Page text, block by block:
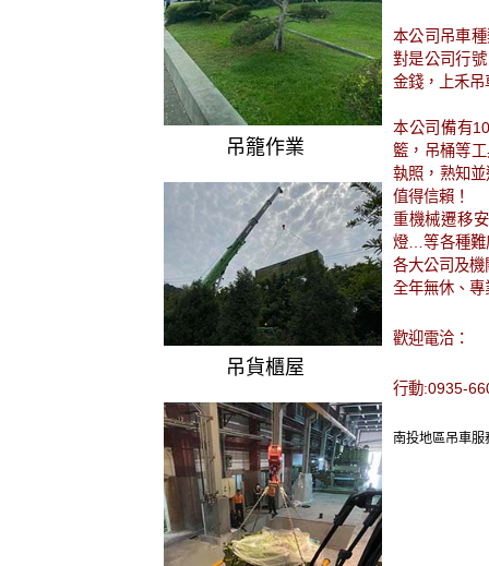
吊籠作業
吊貨櫃屋
本公司吊車
對是公司行
金錢，上禾
本公司備有
籃，吊桶等
執照，熟知
值得信賴！
重機械遷移
燈…等各種難
各大公司及
全年無休、
歡迎電洽：
行動:0935-
南投地區吊車